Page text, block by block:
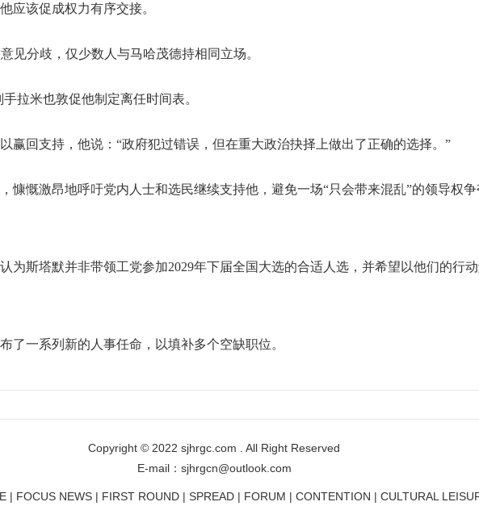
应该促成权力有序交接。
分歧，仅少数人与马哈茂德持相同立场。
米也敦促他制定离任时间表。
回支持，他说：“政府犯过错误，但在重大政治抉择上做出了正确的选择。”
慨激昂地呼吁党内人士和选民继续支持他，避免一场“只会带来混乱”的领导权
斯塔默并非带领工党参加2029年下届全国大选的合适人选，并希望以他们的行
一系列新的人事任命，以填补多个空缺职位。
Copyright © 2022 sjhrgc.com . All Right Reserved
E-mail：sjhrgcn@outlook.com
| FOCUS NEWS | FIRST ROUND | SPREAD | FORUM | CONTENTION | CULTURAL